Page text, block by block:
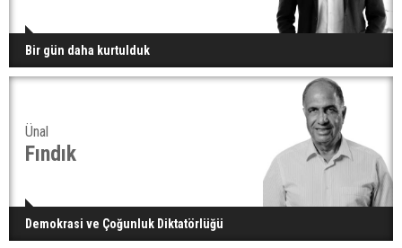
Bir gün daha kurtulduk
Ünal
Fındık
Demokrasi ve Çoğunluk Diktatörlüğü